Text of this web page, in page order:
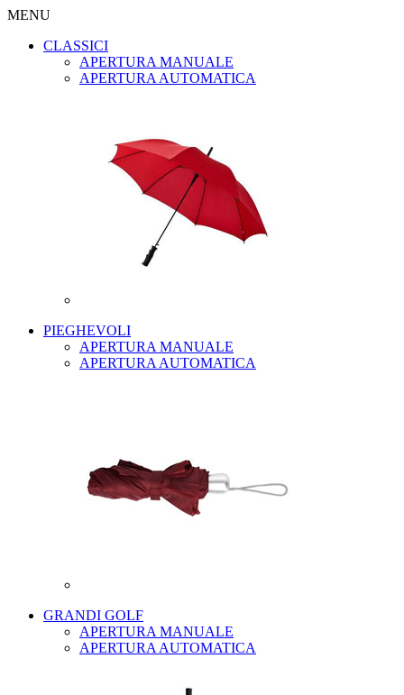
MENU
CLASSICI
APERTURA MANUALE
APERTURA AUTOMATICA
PIEGHEVOLI
APERTURA MANUALE
APERTURA AUTOMATICA
GRANDI GOLF
APERTURA MANUALE
APERTURA AUTOMATICA